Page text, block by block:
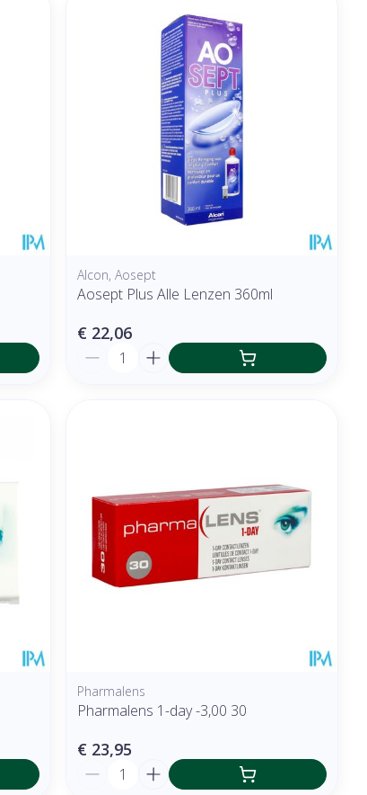
Alcon, Aosept
Aosept Plus Alle Lenzen 360ml
€ 22,06
Aantal
Pharmalens
Pharmalens 1-day -3,00 30
€ 23,95
Aantal